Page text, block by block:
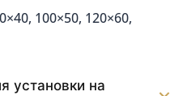
установки на